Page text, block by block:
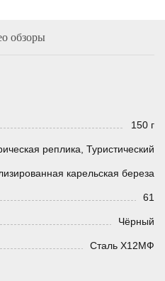
обзоры
150 г
реплика, Туристический
карельская береза
61
Чёрный
Сталь Х12МФ